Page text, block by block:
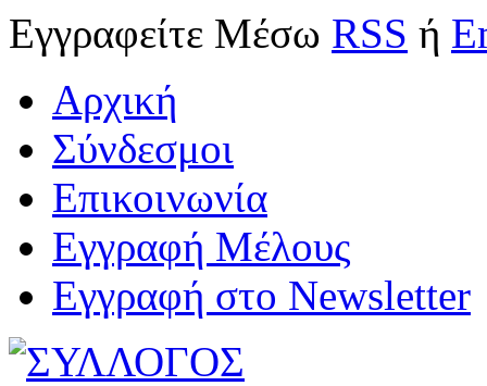
Εγγραφείτε Μέσω RSS ή
Αρχική
Σύνδεσμοι
Επικοινωνία
Εγγραφή Μέλους
Εγγραφή στο Newsletter